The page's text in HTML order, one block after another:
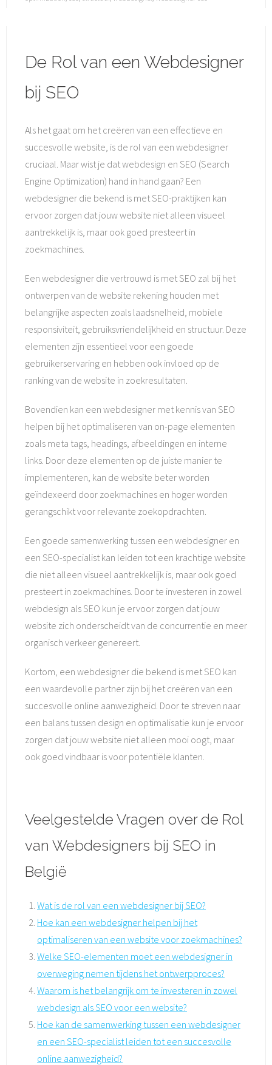
De Rol van een Webdesigner
bij SEO
Als het gaat om het creëren van een effectieve en
succesvolle website, is de rol van een webdesigner
cruciaal. Maar wist je dat webdesign en SEO (Search
Engine Optimization) hand in hand gaan? Een
webdesigner die bekend is met SEO-praktijken kan
ervoor zorgen dat jouw website niet alleen visueel
aantrekkelijk is, maar ook goed presteert in
zoekmachines.
Een webdesigner die vertrouwd is met SEO zal bij het
ontwerpen van de website rekening houden met
belangrijke aspecten zoals laadsnelheid, mobiele
responsiviteit, gebruiksvriendelijkheid en structuur. Deze
elementen zijn essentieel voor een goede
gebruikerservaring en hebben ook invloed op de
ranking van de website in zoekresultaten.
Bovendien kan een webdesigner met kennis van SEO
helpen bij het optimaliseren van on-page elementen
zoals meta tags, headings, afbeeldingen en interne
links. Door deze elementen op de juiste manier te
implementeren, kan de website beter worden
geïndexeerd door zoekmachines en hoger worden
gerangschikt voor relevante zoekopdrachten.
Een goede samenwerking tussen een webdesigner en
een SEO-specialist kan leiden tot een krachtige website
die niet alleen visueel aantrekkelijk is, maar ook goed
presteert in zoekmachines. Door te investeren in zowel
webdesign als SEO kun je ervoor zorgen dat jouw
website zich onderscheidt van de concurrentie en meer
organisch verkeer genereert.
Kortom, een webdesigner die bekend is met SEO kan
een waardevolle partner zijn bij het creëren van een
succesvolle online aanwezigheid. Door te streven naar
een balans tussen design en optimalisatie kun je ervoor
zorgen dat jouw website niet alleen mooi oogt, maar
ook goed vindbaar is voor potentiële klanten.
Veelgestelde Vragen over de Rol
van Webdesigners bij SEO in
België
Wat is de rol van een webdesigner bij SEO?
Hoe kan een webdesigner helpen bij het
optimaliseren van een website voor zoekmachines?
Welke SEO-elementen moet een webdesigner in
overweging nemen tijdens het ontwerpproces?
Waarom is het belangrijk om te investeren in zowel
webdesign als SEO voor een website?
Hoe kan de samenwerking tussen een webdesigner
en een SEO-specialist leiden tot een succesvolle
online aanwezigheid?